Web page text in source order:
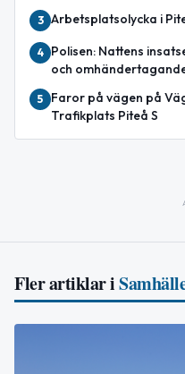
3 Arbetsplatsolycka i
4
Polisen: Nattens
och
5
Faror på vägen på
Trafikplats Piteå S
Fler artiklar i